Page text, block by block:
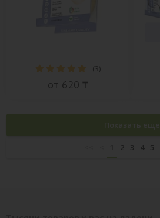
( 3)
от 620 ₸
Показать еще
1 2 3 4 5